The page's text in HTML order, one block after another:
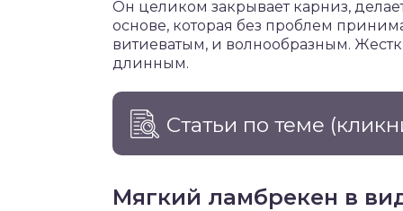
Он целиком закрывает карниз,
основе, которая без проблем
витиеватым, и волнообразным.
длинным.
Статьи по теме
Мягкий ламбрекен в